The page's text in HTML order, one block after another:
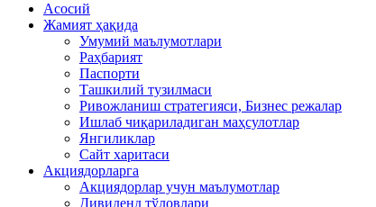
Асосий
Жамият ҳақида
Умумий маълумотлари
Раҳбарият
Паспорти
Ташкилий тузилмаси
Ривожланиш стратегияси, Бизнес режалар
Ишлаб чиқариладиган маҳсулотлар
Янгиликлар
Сайт харитаси
Акциядорларга
Акциядорлар учун маълумотлар
Дивиденд тўловлари